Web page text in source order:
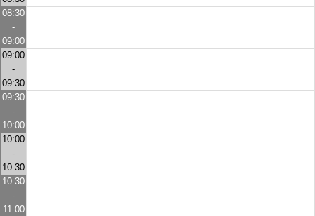
08:30
-
09:00
09:00
-
09:30
09:30
-
10:00
10:00
-
10:30
10:30
-
11:00